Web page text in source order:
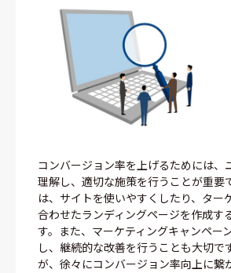
コンバージョン率を上げるためには、
理解し、適切な施策を行うことが重要
は、サイトを使いやすくしたり、ター
合わせたランディングページを作成す
す。また、マーケティングキャンペー
し、継続的な改善を行うことも大切で
が、徐々にコンバージョン率向上に繋